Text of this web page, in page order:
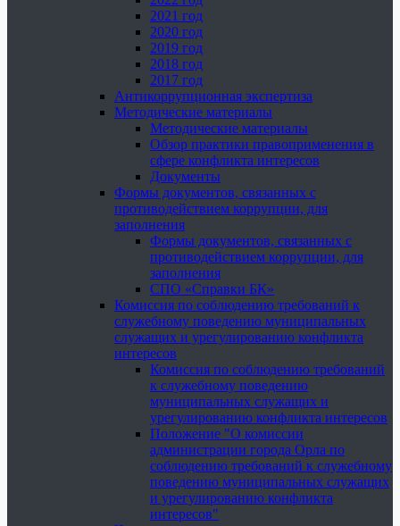
2021 год
2020 год
2019 год
2018 год
2017 год
Антикоррупционная экспертиза
Методические материалы
Методические материалы
Обзор практики правоприменения в
сфере конфликта интересов
Документы
Формы документов, связанных с
противодействием коррупции, для
заполнения
Формы документов, связанных с
противодействием коррупции, для
заполнения
СПО «Справки БК»
Комиссия по соблюдению требований к
служебному поведению муниципальных
служащих и урегулированию конфликта
интересов
Комиссия по соблюдению требований
к служебному поведению
муниципальных служащих и
урегулированию конфликта интересов
Положение "О комиссии
администрации города Орла по
соблюдению требований к служебному
поведению муниципальных служащих
и урегулированию конфликта
интересов"